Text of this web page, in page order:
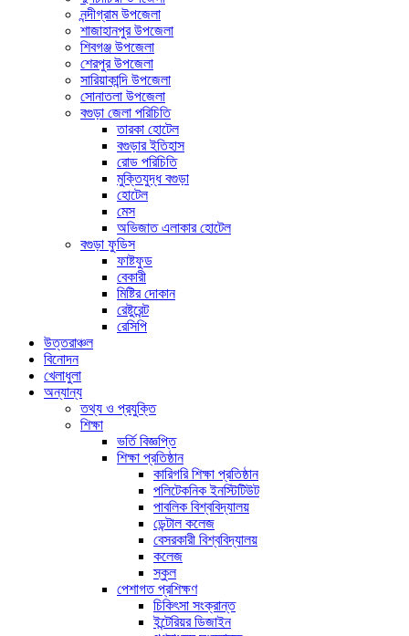
নন্দীগ্রাম উপজেলা
শাজাহানপুর উপজেলা
শিবগঞ্জ উপজেলা
শেরপুর উপজেলা
সারিয়াকান্দি উপজেলা
সোনাতলা উপজেলা
বগুড়া জেলা পরিচিতি
তারকা হোটেল
বগুড়ার ইতিহাস
রোড পরিচিতি
মুক্তিযুদ্ধ বগুড়া
হোটেল
মেস
অভিজাত এলাকার হোটেল
বগুড়া ফুডিস
ফাষ্টফুড
বেকারী
মিষ্টির দোকান
রেষ্টুরেন্ট
রেসিপি
উত্তরাঞ্চল
বিনোদন
খেলাধুলা
অন্যান্য
তথ্য ও প্রযুক্তি
শিক্ষা
ভর্তি বিজ্ঞপ্তি
শিক্ষা প্রতিষ্ঠান
কারিগরি শিক্ষা প্রতিষ্ঠান
পলিটেকনিক ইনস্টিটিউট
পাবলিক বিশ্ববিদ্যালয়
ডেন্টাল কলেজ
বেসরকারী বিশ্ববিদ্যালয়
কলেজ
স্কুল
পেশাগত প্রশিক্ষণ
চিকিৎসা সংক্রান্ত
ইন্টেরিয়র ডিজাইন